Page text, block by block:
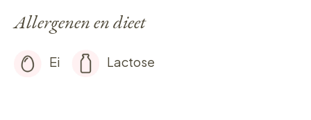
Allergenen en dieet
Ei Lactose